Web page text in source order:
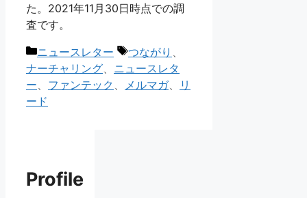
た。2021年11月30日時点での調
査です。
カ
テ
リ
ニュースレター
タ
グ
つながり 、
ナーチャリング、 ニュースレタ
ー、 ファンテック 、 メルマガ、
リ
ード
Profile